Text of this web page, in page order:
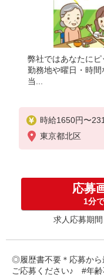
弊社ではあなたに
勤務地や曜日・時
当...
時給1650円〜
全支給(ガソリン
東京都北区
応募
1分
求人応募期
◎履歴書不要＊応募から
ご応募ください♪ #年齢